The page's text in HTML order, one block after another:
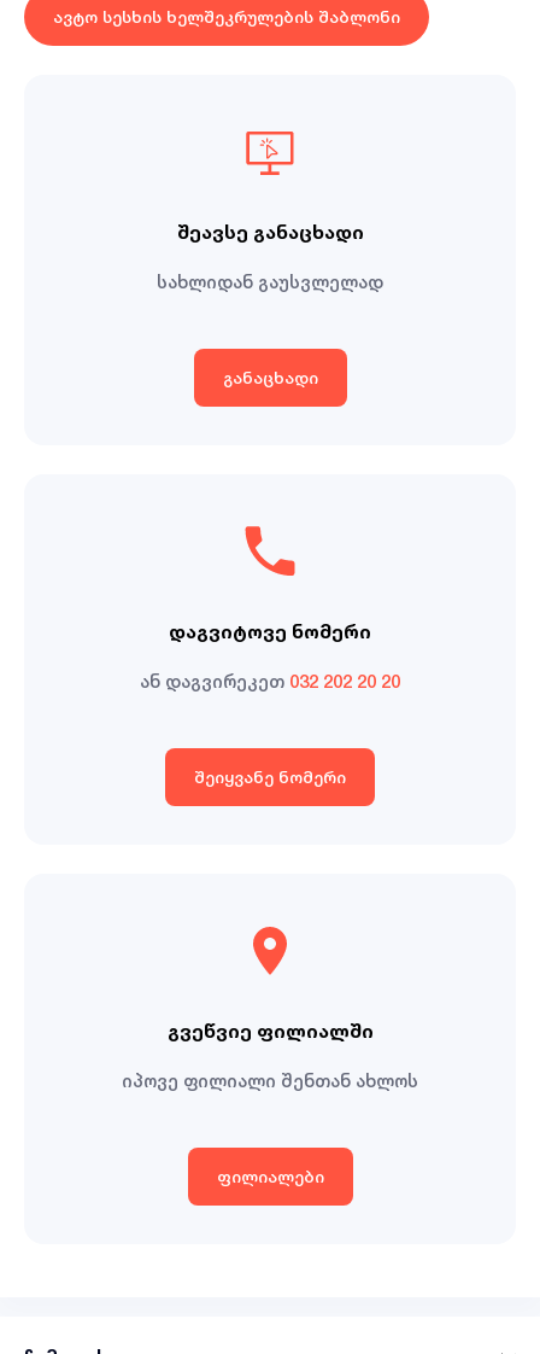
ავტო სესხის ხელშეკრულების შაბლონი
შეავსე განაცხადი
სახლიდან გაუსვლელად
განაცხადი
დაგვიტოვე ნომერი
ან დაგვირეკეთ 032 202 20 20
შეიყვანე ნომერი
გვეწვიე ფილიალში
იპოვე ფილიალი შენთან ახლოს
ფილიალები